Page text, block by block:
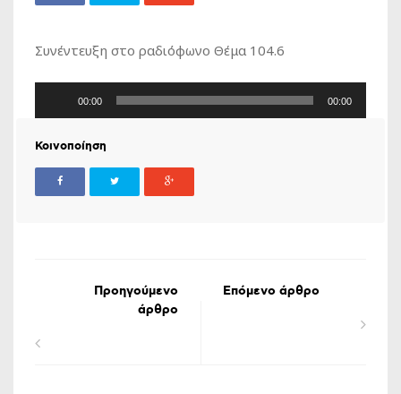
Συνέντευξη στο ραδιόφωνο Θέμα 104.6
00:00 00:00
Κοινοποίηση
Προηγούμενο
άρθρο
Επόμενο άρθρο